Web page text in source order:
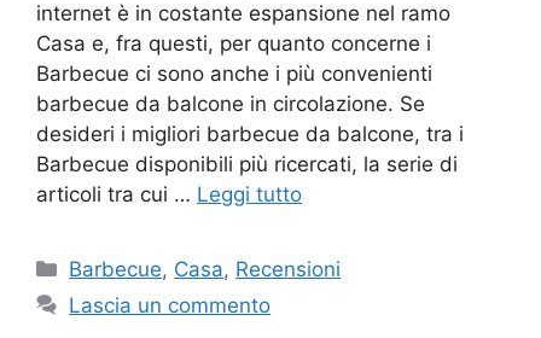
internet è in costante espansione nel ramo
Casa e, fra questi, per quanto concerne i
Barbecue ci sono anche i più convenienti
barbecue da balcone in circolazione. Se
desideri i migliori barbecue da balcone, tra i
Barbecue disponibili più ricercati, la serie di
articoli tra cui … Leggi tutto
Categorie
Barbecue, Casa, Recensioni
Lascia un commento